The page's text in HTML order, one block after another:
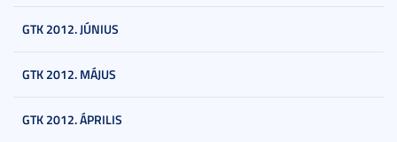
GTK 2012. JÚNIUS
GTK 2012. MÁJUS
GTK 2012. ÁPRILIS